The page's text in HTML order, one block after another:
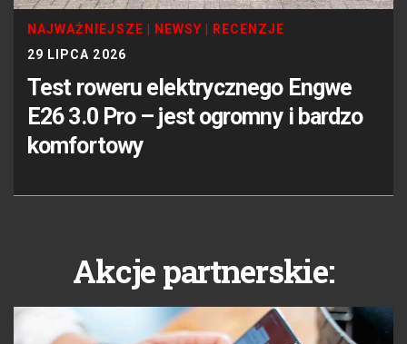
NAJWAŻNIEJSZE NEWSY
RECENZJE
29 LIPCA 2026
Test roweru elektrycznego Engwe
E26 3.0 Pro – jest ogromny i bardzo
komfortowy
Akcje partnerskie: